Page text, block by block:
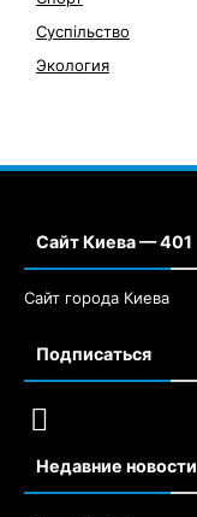
Суспільство
Экология
Сайт Киева — 401
Сайт города Киева
Подписаться
Недавние новости